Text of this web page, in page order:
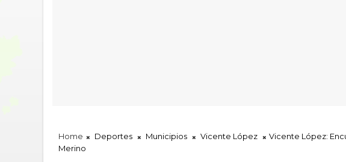
Home Deportes Municipios Vicente López
Vicente López:
Merino